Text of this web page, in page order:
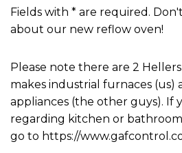
Fields with * are required.
about our new reflow oven!
Please note there are 2
makes industrial furnaces (us)
appliances (the other guys). If
regarding kitchen or
go to https://